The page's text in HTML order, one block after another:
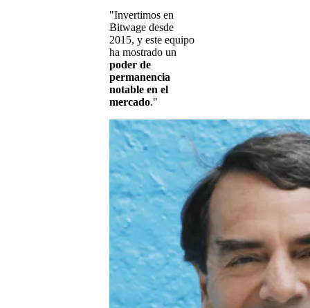
"Invertimos en
Bitwage desde
2015, y este equipo
ha mostrado un
poder de
permanencia
notable en el
mercado."